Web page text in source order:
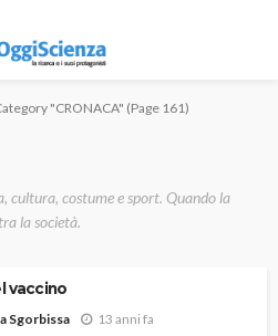
"CRONACA" (Page 161)
cultura, costume e sport. Quando la
la società.
vaccino
Sgorbissa 13 anni fa